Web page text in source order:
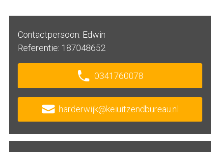
Contactpersoon: Edwin
Referentie: 187048652
0341760078
harderwijk@keiuitzendbureau.nl